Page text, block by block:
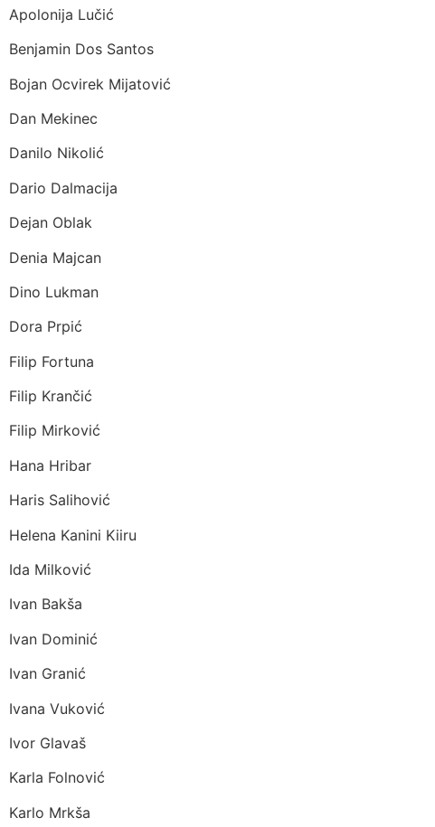
Apolonija Lučić
Benjamin Dos Santos
Bojan Ocvirek Mijatović
Dan Mekinec
Danilo Nikolić
Dario Dalmacija
Dejan Oblak
Denia Majcan
Dino Lukman
Dora Prpić
Filip Fortuna
Filip Krančić
Filip Mirković
Hana Hribar
Haris Salihović
Helena Kanini Kiiru
Ida Milković
Ivan Bakša
Ivan Dominić
Ivan Granić
Ivana Vuković
Ivor Glavaš
Karla Folnović
Karlo Mrkša